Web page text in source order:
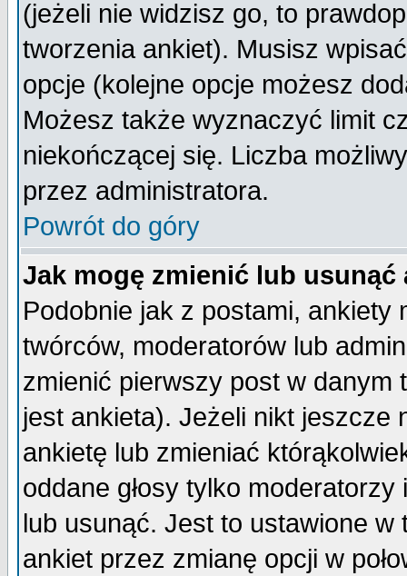
(jeżeli nie widzisz go, to
tworzenia ankiet). Musisz
opcje (kolejne opcje możesz
Możesz także wyznaczyć limit
niekończącej się. Liczba
przez administratora.
Powrót do góry
Jak mogę zmienić lub usunąć
Podobnie jak z postami,
twórców, moderatorów lub
zmienić pierwszy post w
jest ankieta). Jeżeli nikt jeszcze
ankietę lub zmieniać
oddane głosy tylko
lub usunąć. Jest to ustawione w
ankiet przez zmianę opcji w